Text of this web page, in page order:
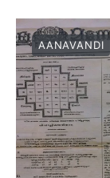
AANAVANDI